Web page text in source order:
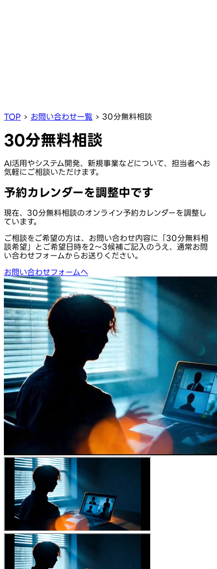
TOP › お問い合わせ一覧 › 30分無料相談
30分無料相談
AI活用やシステム開発、新規事業などについて、担当者へお
気軽にご相談いただけます。
予約カレンダーを調整中です
現在、30分無料相談のオンライン予約カレンダーを調整し
ています。
ご相談をご希望の方は、お問い合わせ内容に「30分無料相
談希望」とご希望日時を2〜3候補ご記入のうえ、通常お問
い合わせフォームからお送りください。
お問い合わせフォームへ